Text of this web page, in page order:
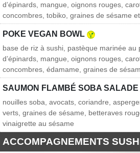
d’épinards, mangue, oignons rouges,
concombres, tobiko, graines de sésame
POKE VEGAN BOWL
base de riz à sushi, pastèque marinée au
d’épinards, mangue, oignons rouges,
concombres, édamame, graines de
SAUMON FLAMBÉ SOBA SALADE
nouilles soba, avocats, coriandre,
verts, graines de sésame, betteraves
vinaigrette au sésame
ACCOMPAGNEMENTS